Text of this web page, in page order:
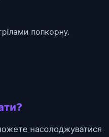
попкорну.
насолоджуватися